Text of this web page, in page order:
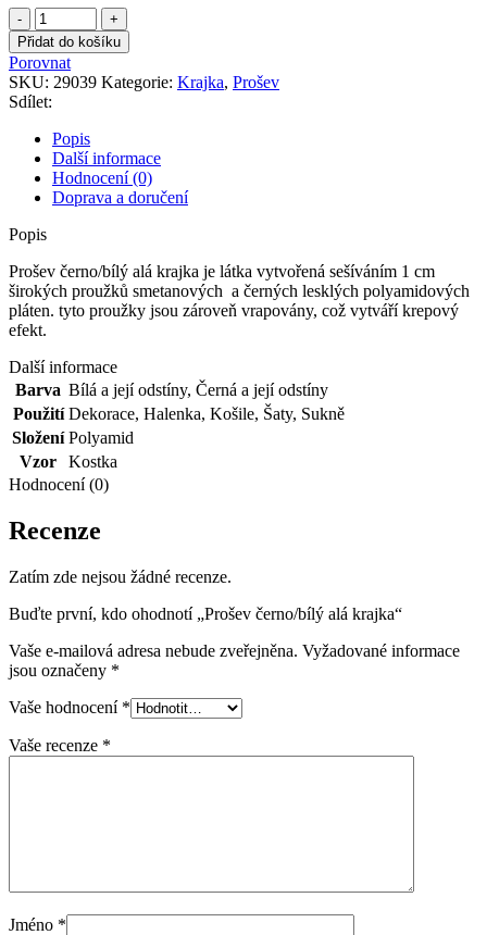
Prošev
černo/bílý
alá
krajka
množství
Přidat do košíku
Porovnat
SKU: 29039 Kategorie: Krajka, Prošev
Sdílet:
Popis
Další informace
Hodnocení (0)
Doprava a doručení
Popis
Prošev černo/bílý alá krajka je látka vytvořená sešíváním 1 cm
širokých proužků smetanových a černých lesklých polyamidových
pláten. tyto proužky jsou zároveň vrapovány, což vytváří krepový
efekt.
Další informace
Barva Bílá a její odstíny, Černá a její odstíny
Použití Dekorace, Halenka, Košile, Šaty, Sukně
Složení Polyamid
Vzor
Kostka
Hodnocení (0)
Recenze
Zatím zde nejsou žádné recenze.
Buďte první, kdo ohodnotí „Prošev černo/bílý alá krajka“
Vaše e-mailová adresa nebude zveřejněna. Vyžadované informace
jsou označeny *
Vaše hodnocení *
Vaše recenze *
Jméno *